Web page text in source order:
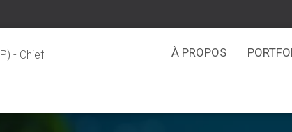
- Chief
À PROPOS